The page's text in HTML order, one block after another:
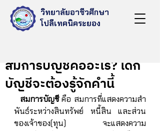
วิทยาลัยอาชีวศึกษา
โปลีเทคนิคระยอง
สมการบัญชีคืออะไร? เด็ก
บัญชีจะต้องรู้จักคำนี้
สมการบัญชี คือ สมการที่แสดงความสำ
พันธ์ระหว่างสินทรัพย์ หนี้สิน และส่วน
ของเจ้าของ(ทุน)           จะแสดงความ